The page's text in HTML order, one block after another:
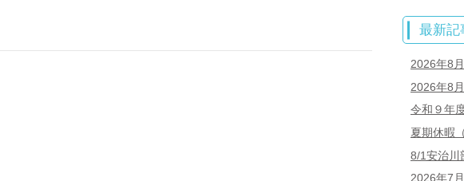
最新記
2026年8
2026年8
令和９年
夏期休暇
8/1安治川
2026年7